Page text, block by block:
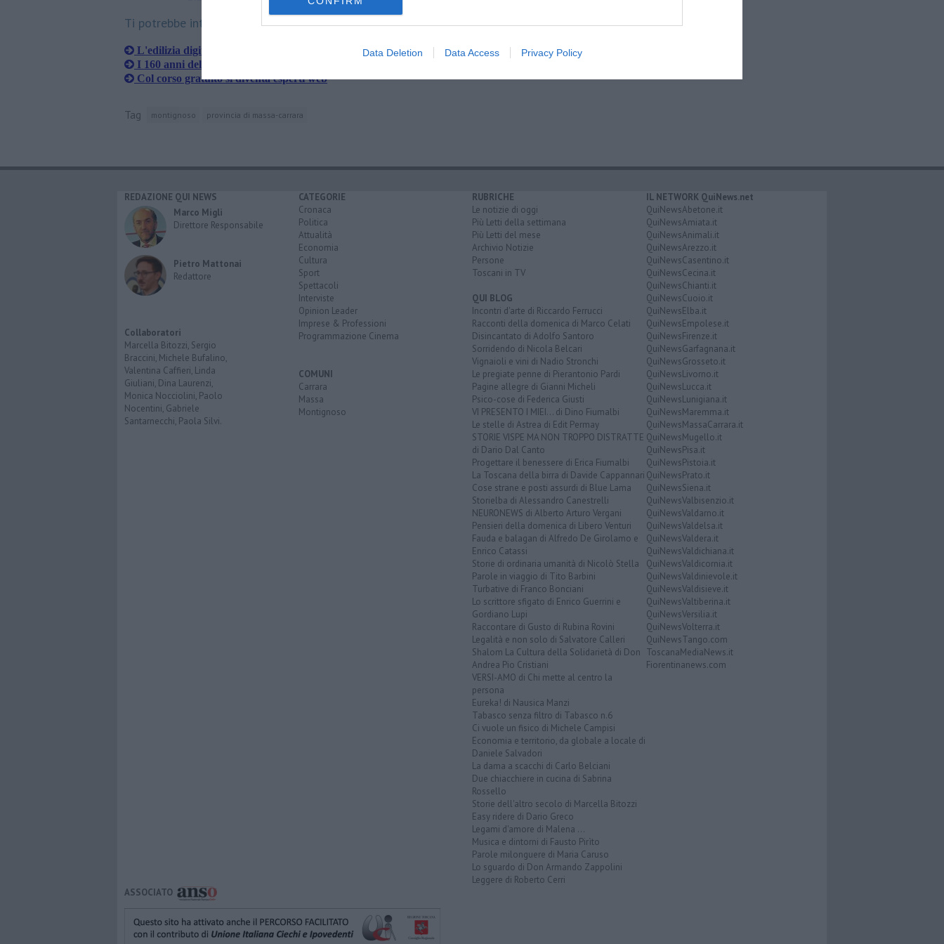
Data Deletion Data Access Privacy Policy
Ti potrebbe interessare anche:
L'edilizia digitale mette il turbo ma rincara
I 160 anni della Provincia in una mostra virtuale
Col corso gratuito si diventa esperti web
Tag montignoso provincia di massa-carrara
REDAZIONE QUI NEWS
Marco Migli
Direttore Responsabile
Pietro Mattonai
Redattore
Collaboratori
Marcella Bitozzi, Sergio
Braccini, Michele Bufalino,
Valentina Caffieri, Linda
Giuliani, Dina Laurenzi,
Monica Nocciolini, Paolo
Nocentini, Gabriele
Santarnecchi, Paola Silvi.
CATEGORIE
Cronaca
Politica
Attualità
Economia
Cultura
Sport
Spettacoli
Interviste
Opinion Leader
Imprese & Professioni
Programmazione Cinema
COMUNI
Carrara
Massa
Montignoso
RUBRICHE
Le notizie di oggi
Più Letti della settimana
Più Letti del mese
Archivio Notizie
Persone
Toscani in TV
QUI BLOG
Incontri d'arte di Riccardo Ferrucci
Racconti della domenica di Marco Celati
Disincantato di Adolfo Santoro
Sorridendo di Nicola Belcari
Vignaioli e vini di Nadio Stronchi
Le pregiate penne di Pierantonio Pardi
Pagine allegre di Gianni Micheli
Psico-cose di Federica Giusti
VI PRESENTO I MIEI... di Dino Fiumalbi
Le stelle di Astrea di Edit Permay
STORIE VISPE MA NON TROPPO DISTRATTE
di Dario Dal Canto
Progettare il benessere di Erica Fiumalbi
La Toscana della birra di Davide Cappannari
Cose strane e posti assurdi di Blue Lama
Storielba di Alessandro Canestrelli
NEURONEWS di Alberto Arturo Vergani
Pensieri della domenica di Libero Venturi
Fauda e balagan di Alfredo De Girolamo e
Enrico Catassi
Storie di ordinaria umanità di Nicolò Stella
Parole in viaggio di Tito Barbini
Turbative di Franco Bonciani
Lo scrittore sfigato di Enrico Guerrini e
Gordiano Lupi
Raccontare di Gusto di Rubina Rovini
Legalità e non solo di Salvatore Calleri
Shalom La Cultura della Solidarietà di Don
Andrea Pio Cristiani
VERSI-AMO di Chi mette al centro la
persona
Eureka! di Nausica Manzi
Tabasco senza filtro di Tabasco n.6
Ci vuole un fisico di Michele Campisi
Economia e territorio, da globale a locale di
Daniele Salvadori
La dama a scacchi di Carlo Belciani
Due chiacchiere in cucina di Sabrina
Rossello
Storie dell'altro secolo di Marcella Bitozzi
Easy ridere di Dario Greco
Legami d'amore di Malena ...
Musica e dintorni di Fausto Pirìto
Parole milonguere di Maria Caruso
Lo sguardo di Don Armando Zappolini
Leggere di Roberto Cerri
IL NETWORK QuiNews.net
QuiNewsAbetone.it
QuiNewsAmiata.it
QuiNewsAnimali.it
QuiNewsArezzo.it
QuiNewsCasentino.it
QuiNewsCecina.it
QuiNewsChianti.it
QuiNewsCuoio.it
QuiNewsElba.it
QuiNewsEmpolese.it
QuiNewsFirenze.it
QuiNewsGarfagnana.it
QuiNewsGrosseto.it
QuiNewsLivorno.it
QuiNewsLucca.it
QuiNewsLunigiana.it
QuiNewsMaremma.it
QuiNewsMassaCarrara.it
QuiNewsMugello.it
QuiNewsPisa.it
QuiNewsPistoia.it
QuiNewsPrato.it
QuiNewsSiena.it
QuiNewsValbisenzio.it
QuiNewsValdarno.it
QuiNewsValdelsa.it
QuiNewsValdera.it
QuiNewsValdichiana.it
QuiNewsValdicornia.it
QuiNewsValdinievole.it
QuiNewsValdisieve.it
QuiNewsValtiberina.it
QuiNewsVersilia.it
QuiNewsVolterra.it
QuiNewsTango.com
ToscanaMediaNews.it
Fiorentinanews.com
ASSOCIATO